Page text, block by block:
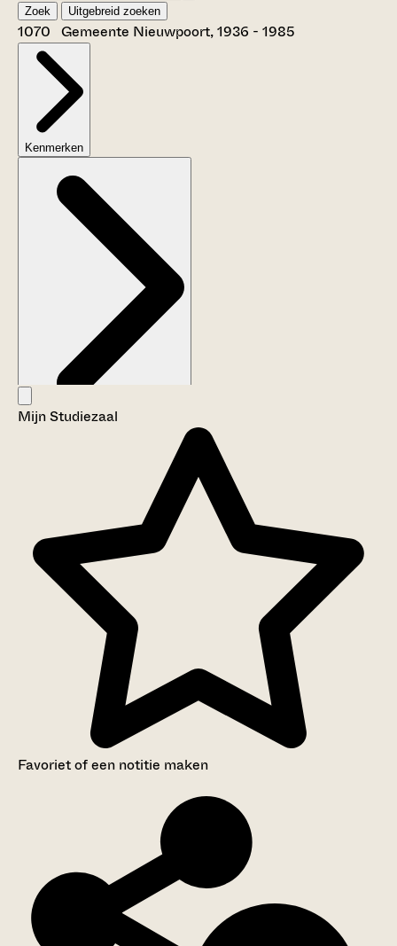
Zoek Uitgebreid zoeken
1070 Gemeente Nieuwpoort, 1936 - 1985
Kenmerken
Aanwijzingen voor de gebruiker
Mijn Studiezaal
Favoriet of een notitie maken